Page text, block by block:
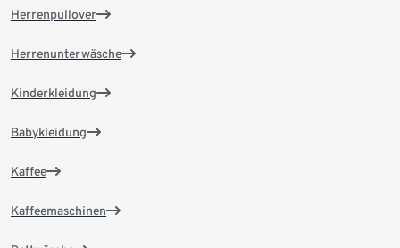
Herrenpullover
Herrenunterwäsche
Kinderkleidung
Babykleidung
Kaffee
Kaffeemaschinen